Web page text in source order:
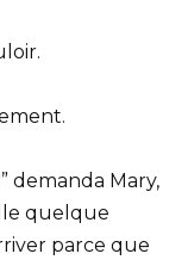
demanda Mary,
quelque
parce que